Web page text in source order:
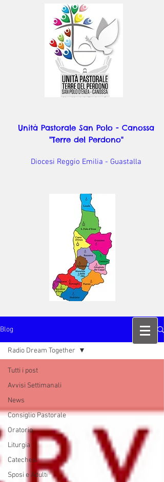
Unità Pastorale San Polo - Canossa
"Terre del Perdono"
Diocesi Reggio Emilia - Guastalla
Blog
Tutti i post
Avvisi Settimanali
News
Consiglio Pastorale
Oratorio
Liturgia
Catechesi
Sposi e Adulti
Radio Dream Together